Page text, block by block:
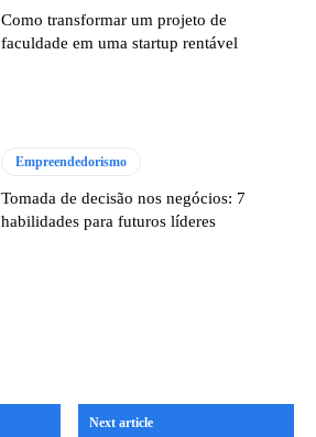
Como transformar um projeto de
faculdade em uma startup rentável
Empreendedorismo
Tomada de decisão nos negócios: 7
habilidades para futuros líderes
Next article